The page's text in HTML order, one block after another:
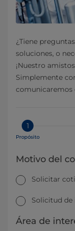
¿Tiene
soluciones, o
¡Nuestro
Simplemente
comunicaremos
1
Propósito
Motivo del
Solicitar
Solicitud
Área de